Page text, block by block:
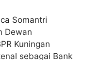
Somantri
Dewan
Kuningan
sebagai Bank